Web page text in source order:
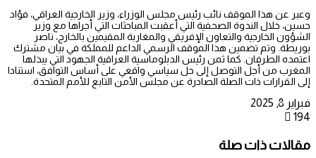
وعبر عن هذا الموقف نائب رئيس مجلس الوزراء، وزير الخارجية العراقي، فؤاد
حسين، خلال الندوة الصحفية التي أعقبت المباحثات التي أجراها مع وزير
الشؤون الخارجية والتعاون الإفريقي والمغاربة المقيمين بالخارج، ناصر
بوريطة. وتم تضمين هذا الموقف الرسمي الداعم للمملكة في بيان مشترك
اعتمده الطرفان. كما ثمن رئيس الدبلوماسية العراقية الجهود التي يبذلها
المغرب من أجل التوصل إلى حل سياسي واقعي على أساس التوافق، استنادا
إلى القرارات ذات الصلة الصادرة عن مجلس الأمن التابع للأمم المتحدة.
فبراير 8, 2025
194
مقالات ذات صلة